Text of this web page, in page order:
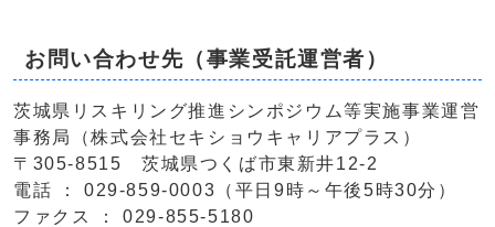
お問い合わせ先（事業受託運営者）
茨城県リスキリング推進シンポジウム等実施事業運営
事務局（株式会社セキショウキャリアプラス）
〒305-8515 茨城県つくば市東新井12-2
電話 ： 029-859-0003（平日9時～午後5時30分）
ファクス ： 029-855-5180